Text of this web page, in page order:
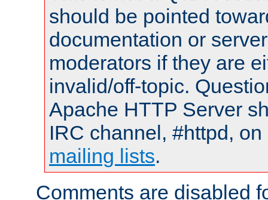
should be pointed
documentation or
moderators if they are
invalid/off-topic.
Apache HTTP Server
IRC channel, #httpd,
mailing lists.
Comments are disabled